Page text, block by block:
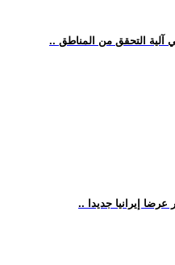
آلية التحقق من المناطق
إيرانيا جديدا